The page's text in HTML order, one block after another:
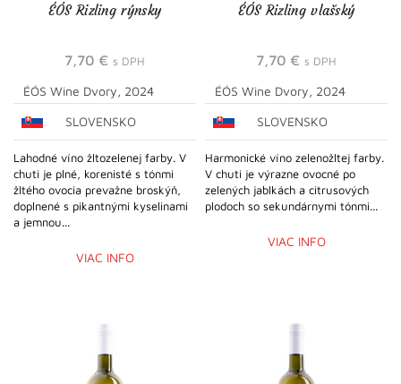
ÉÓS Rizling rýnsky
7,70 € s DPH
ÉÓS Wine Dvory, 2024
SLOVENSKO
Lahodné víno žltozelenej farby. V
chuti je plné, korenisté s tónmi
žltého ovocia prevažne broskýň,
doplnené s pikantnými kyselinami
a jemnou...
VIAC INFO
ÉÓS Rizling vlašský
7,70 € s DPH
ÉÓS Wine Dvory, 2024
SLOVENSKO
Harmonické víno zelenožltej farby.
V chuti je výrazne ovocné po
zelených jablkách a citrusových
plodoch so sekundárnymi tónmi...
VIAC INFO